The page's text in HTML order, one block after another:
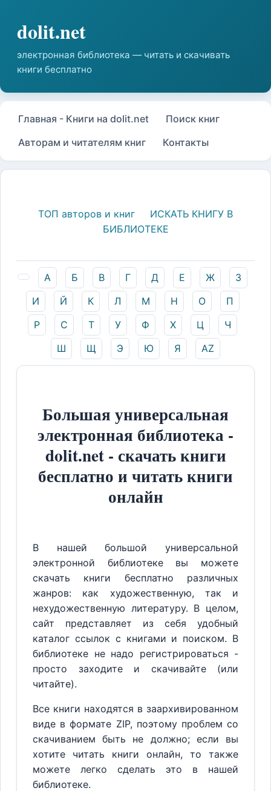
Главная - Книги на dolit.net
Поиск книг
Авторам и читателям книг
Контакты
ТОП авторов и книг
ИСКАТЬ КНИГУ В
БИБЛИОТЕКЕ
А Б В Г Д Е Ж
З
И
Й К Л М Н О
П
Р
С Т У Ф Х Ц
Ч
Ш
Щ Э Ю Я AZ
Большая универсальная
электронная библиотека -
dolit.net - скачать книги
бесплатно и читать книги
онлайн
В нашей большой универсальной
электронной библиотеке вы можете
скачать книги бесплатно различных
жанров: как художественную, так и
нехудожественную литературу. В целом,
сайт представляет из себя удобный
каталог ссылок с книгами и поиском. В
библиотеке не надо регистрироваться -
просто заходите и скачивайте (или
читайте).
Все книги находятся в заархивированном
виде в формате ZIP, поэтому проблем со
скачиванием быть не должно; если вы
хотите читать книги онлайн, то также
можете легко сделать это в нашей
библиотеке.